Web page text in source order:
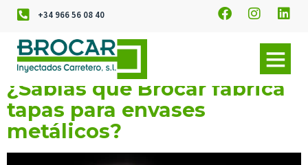
+34 966 56 08 40
¿Sabías que Brocar fabrica
tapas para envases
metálicos?